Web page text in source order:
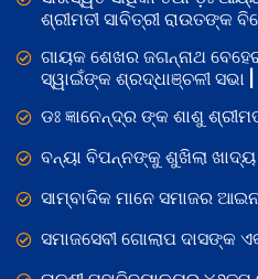
ଶ୍ରୀମତୀ ସାବିତ୍ରୀ ରାଉତଙ୍କ
ଗାୟକ ଶେଖର ଜଗନ୍ନାଥ
ସ୍ୱାଇଁଙ୍କ ଶ୍ରଦ୍ଧାଞ୍ଚଳୀ ସଭା |
ଡଃ ଜ୍ଞାନେନ୍ଦ୍ର ଙ୍କ ଶାଶୁ
ବନ୍ୟା ବିପନ୍ନଙ୍କୁ ଶୁଖିଲା
ସାମ୍ବାଦିକ ମାନେ ସମାଜର
ସମାଜସେବୀ ଗୋଲାପ ଦାସଙ୍କ